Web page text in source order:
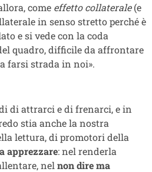
come effetto collaterale(e
in senso stretto perché è
e si vede con la coda
quadro, difficile da affrontare
farsi strada in noi».
di attrarci e di frenarci, e in
stia anche la nostra
lettura, di promotori della
apprezzare: nel renderla
nel non dire ma